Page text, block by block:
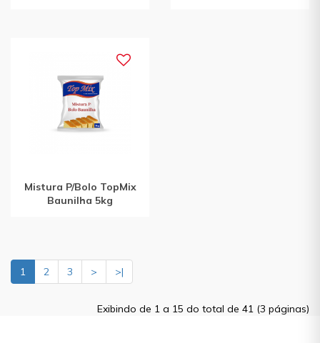
Mistura P/Bolo TopMix
Baunilha 5kg
1 2 3 > >|
Exibindo de 1 a 15 do total de 41 (3 páginas)